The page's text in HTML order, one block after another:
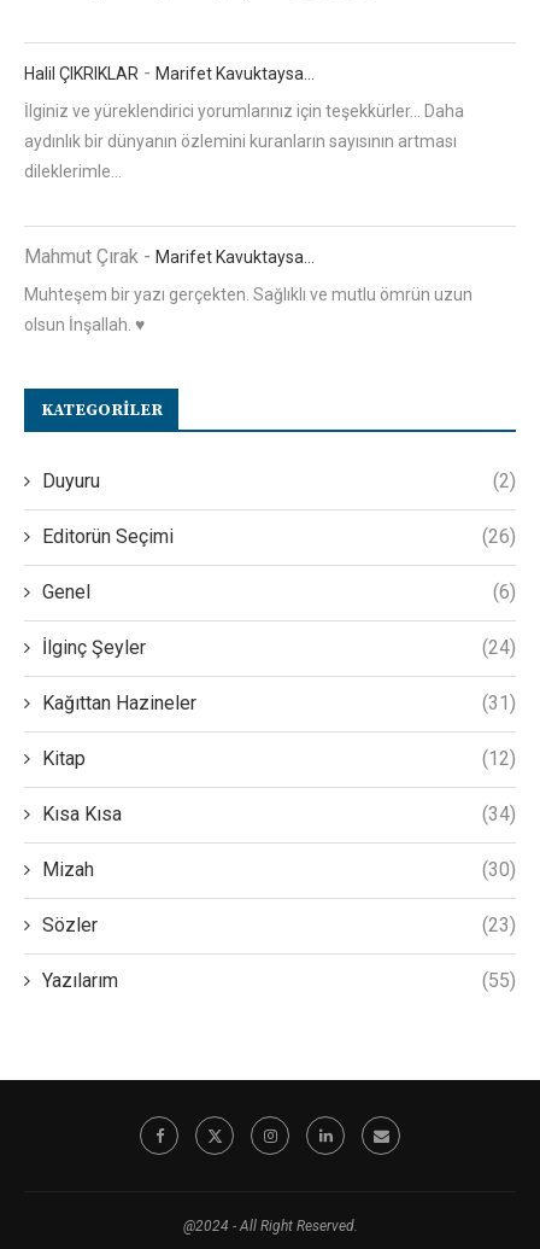
Halil ÇIKRIKLAR - Marifet Kavuktaysa…
İlginiz ve yüreklendirici yorumlarınız için teşekkürler... Daha
aydınlık bir dünyanın özlemini kuranların sayısının artması
dileklerimle...
Mahmut Çırak - Marifet Kavuktaysa…
Muhteşem bir yazı gerçekten. Sağlıklı ve mutlu ömrün uzun
olsun İnşallah. ♥️
KATEGORILER
Duyuru (2)
Editorün Seçimi (26)
Genel (6)
İlginç Şeyler (24)
Kağıttan Hazineler (31)
Kitap (12)
Kısa Kısa (34)
Mizah (30)
Sözler (23)
Yazılarım (55)
@2024 - All Right Reserved.